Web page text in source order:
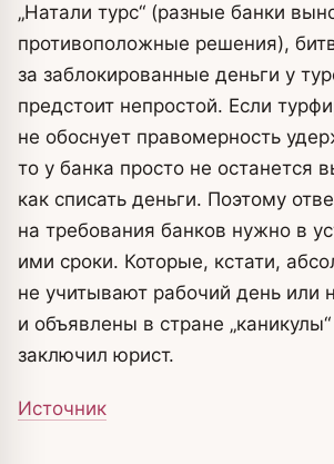
„Натали турс“ (разные банки
противоположные решения),
за заблокированные деньги у
предстоит непростой. Если
не обоснует правомерность
то у банка просто не останется
как списать деньги. Поэтому
на требования банков нужно в
ими сроки. Которые, кстати,
не учитывают рабочий день или
и объявлены в стране
заключил юрист.
Источник